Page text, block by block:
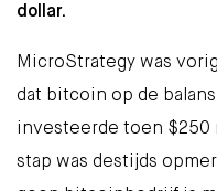
dollar.
MicroStrategy was
dat bitcoin op de
investeerde toen $250
stap was destijds